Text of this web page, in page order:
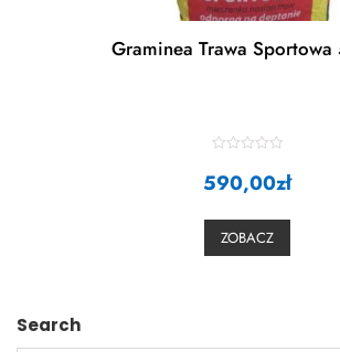
Graminea Trawa Sportowa
a
t
u
590,00zł
ZOBACZ
Search